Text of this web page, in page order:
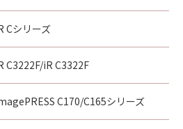
Cシリーズ
C3222F/iR C3322F
C170/C165シリーズ